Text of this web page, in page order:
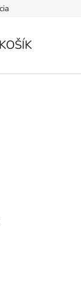
údajov